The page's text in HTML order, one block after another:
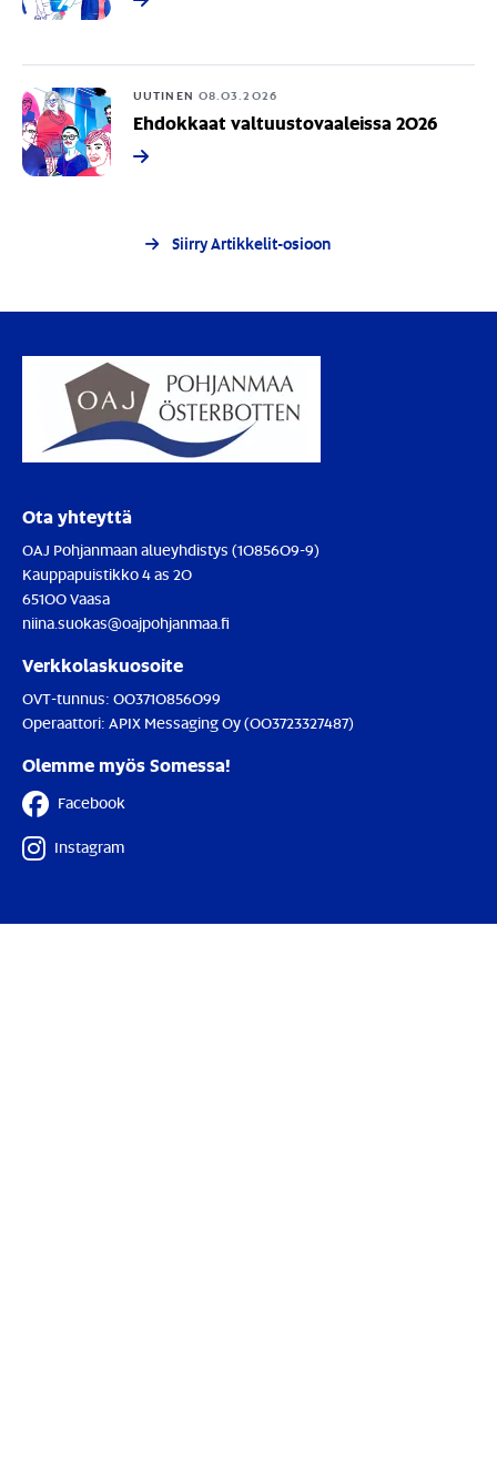
UUTINEN 08.03.2026
Ehdokkaat valtuustovaaleissa 2026
Siirry Artikkelit-osioon
Ota yhteyttä
OAJ Pohjanmaan alueyhdistys (1085609-9)
Kauppapuistikko 4 as 20
65100 Vaasa
niina.suokas@oajpohjanmaa.fi
Verkkolaskuosoite
OVT-tunnus: 003710856099
Operaattori: APIX Messaging Oy (003723327487)
Olemme myös Somessa!
Facebook
Instagram